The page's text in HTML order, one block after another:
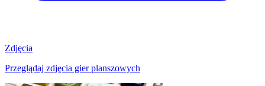
Zdjęcia
Przeglądaj zdjęcia gier planszowych